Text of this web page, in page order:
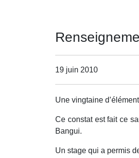
19 juin 2010
Une vingtaine
Ce constat est fait ce
Bangui.
Un stage qui a permis